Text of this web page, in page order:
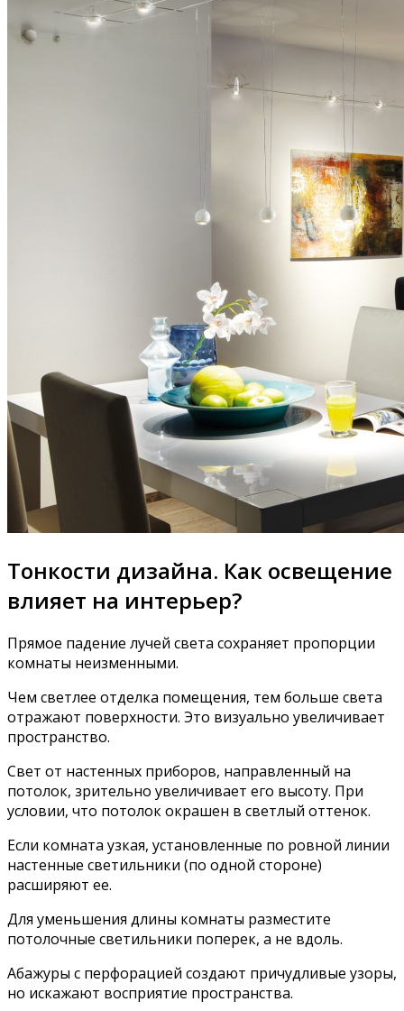
Тонкости дизайна. Как освещение
влияет на интерьер?
Прямое падение лучей света сохраняет пропорции
комнаты неизменными.
Чем светлее отделка помещения, тем больше света
отражают поверхности. Это визуально увеличивает
пространство.
Свет от настенных приборов, направленный на
потолок, зрительно увеличивает его высоту. При
условии, что потолок окрашен в светлый оттенок.
Если комната узкая, установленные по ровной линии
настенные светильники (по одной стороне)
расширяют ее.
Для уменьшения длины комнаты разместите
потолочные светильники поперек, а не вдоль.
Абажуры с перфорацией создают причудливые узоры,
но искажают восприятие пространства.